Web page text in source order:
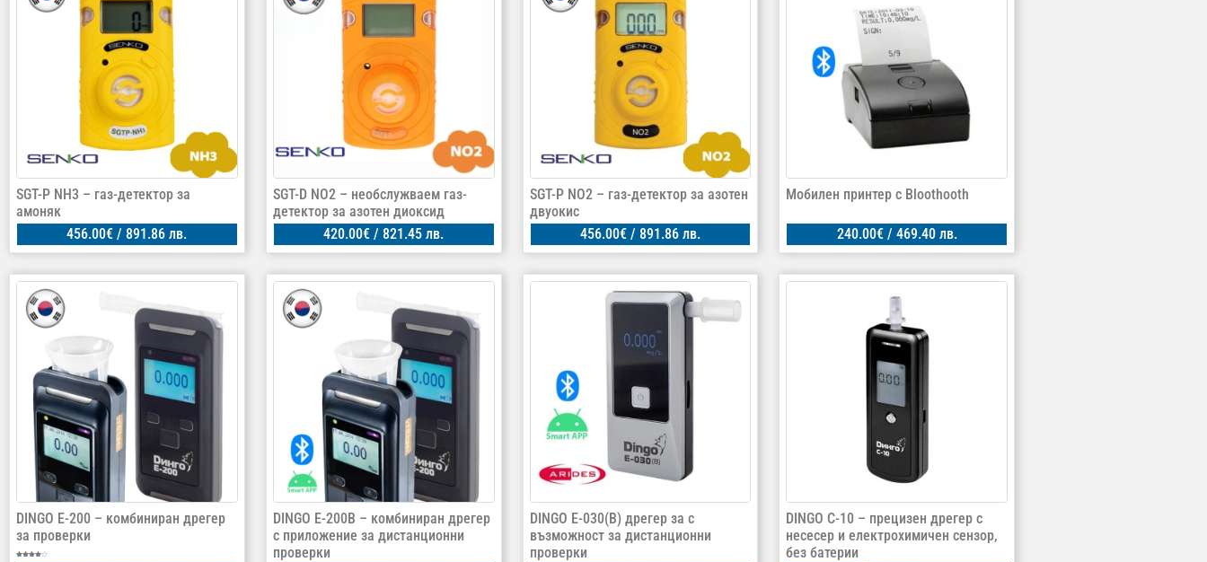
SGT-P NH3 – газ-детектор за
амоняк
456.00€ / 891.86 лв.
SGT-D NO2 – необслужваем газ-
детектор за азотен диоксид
420.00€ / 821.45 лв.
SGT-P NO2 – газ-детектор за азотен
двуокис
456.00€/ 891.86 лв.
Мобилен принтер с Bloothooth
240.00€/ 469.40 лв.
DINGO E-200 – комбиниран дрегер
за проверки
DINGO E-200B – комбиниран дрегер
с приложение за дистанционни
проверки
DINGO E-030(B) дрегер за с
възможност за дистанционни
проверки
DINGO C-10 – прецизен дрегер с
несесер и електрохимичен сензор,
без батерии